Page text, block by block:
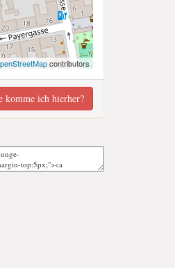
contributors
komme ich hierher?